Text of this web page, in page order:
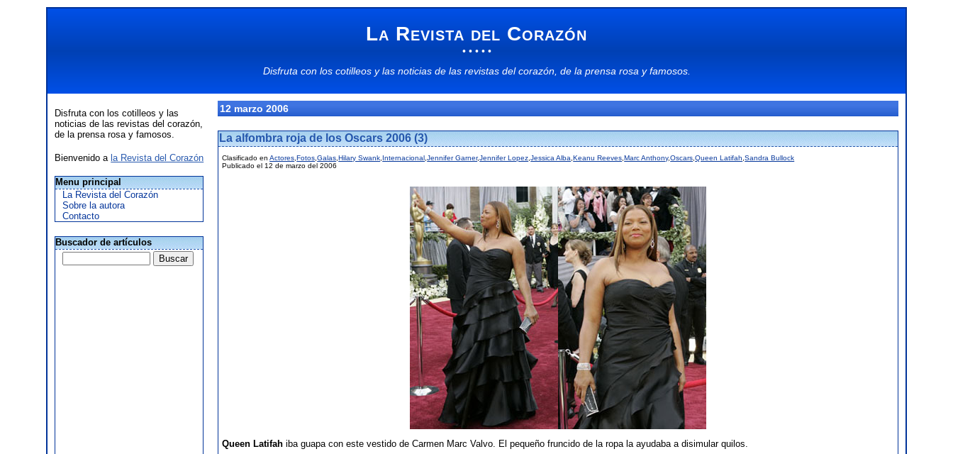
La Revista del Corazón
• • • • •
Disfruta con los cotilleosy las noticiasde las revistas del corazón, de la prensa rosa yfamosos.
Disfruta con los cotilleos y las
noticias de las revistas del corazón,
de la prensa rosa y famosos.
Bienvenido a la Revista del Corazón
Menu principal
La Revista del Corazón
Sobre la autora
Contacto
Buscador de artículos
12 marzo 2006
La alfombra roja de los Oscars 2006 (3)
Clasificado enActores ,Fotos ,Galas ,Hilary Swank Internacional ,Jennifer Garner,Jennifer Lopez ,Jessica Alba ,Keanu Reeves ,Marc Anthony,Oscars ,Queen Latifah ,Sandra Bullock
Publicado el 12 de marzo del 2006
Queen Latifah iba guapa con este vestido de Carmen Marc Valvo. El pequeño fruncido de la ropa la ayudaba a disimular quilos.